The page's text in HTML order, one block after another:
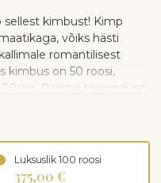
sellest kimbust! Kimp
võiks hästi
romantilisest
kimbus on 50 roosi,
Parima teeninduse
Pärnus.
Luksuslik 100 roosi
375,00 €